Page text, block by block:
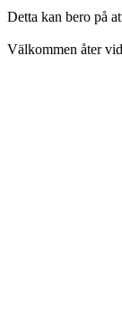
Detta kan bero på
Välkommen åter